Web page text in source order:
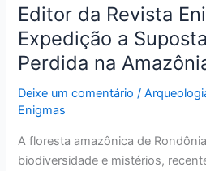
Editor da Revista
Expedição a
Perdida na
Deixe um comentário /
Enigmas
A floresta amazônica de
biodiversidade e mistérios,